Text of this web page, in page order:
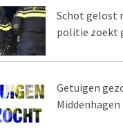
Schot gelost
politie zoekt
Getuigen
Middenhagen